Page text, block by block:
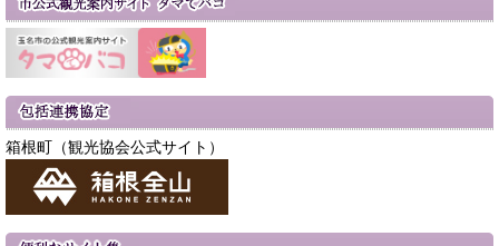
箱根町（観光協会公式サイト）